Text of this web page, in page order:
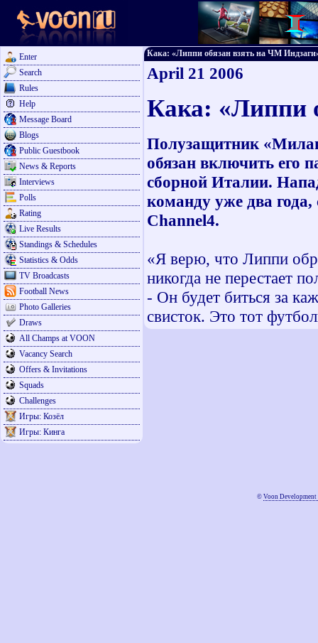
Enter
Search
Rules
Help
Message Board
Blogs
Public Guestbook
News & Reports
Interviews
Polls
Rating
Live Results
Standings & Schedules
Statistics & Odds
TV Broadcasts
Football News
Photo Galleries
Draws
All Champs at VOON
Vacancy Search
Offers & Invitations
Squads
Challenges
Игры: Козёл
Игры: Кинга
Кака: «Липпи обязан взять на ЧМ
April 21 2006
Кака: «Липпи
Полузащитник
обязан включить его
сборной Италии.
команду уже два года,
Channel4.
«Я верю, что Липпи
никогда не перестает
- Он будет биться за
свисток. Это тот
© Voon Development